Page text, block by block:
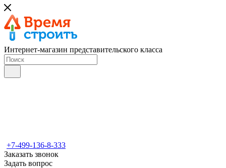
Интернет-магазин представительского класса
+7-499-136-8-333
Заказать звонок
Задать вопрос